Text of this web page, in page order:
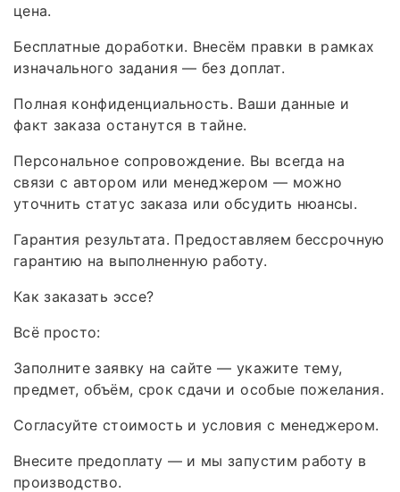
цена.
Бесплатные доработки. Внесём правки в рамках
изначального задания — без доплат.
Полная конфиденциальность. Ваши данные и
факт заказа останутся в тайне.
Персональное сопровождение. Вы всегда на
связи с автором или менеджером — можно
уточнить статус заказа или обсудить нюансы.
Гарантия результата. Предоставляем бессрочную
гарантию на выполненную работу.
Как заказать эссе?
Всё просто:
Заполните заявку на сайте — укажите тему,
предмет, объём, срок сдачи и особые пожелания.
Согласуйте стоимость и условия с менеджером.
Внесите предоплату — и мы запустим работу в
производство.